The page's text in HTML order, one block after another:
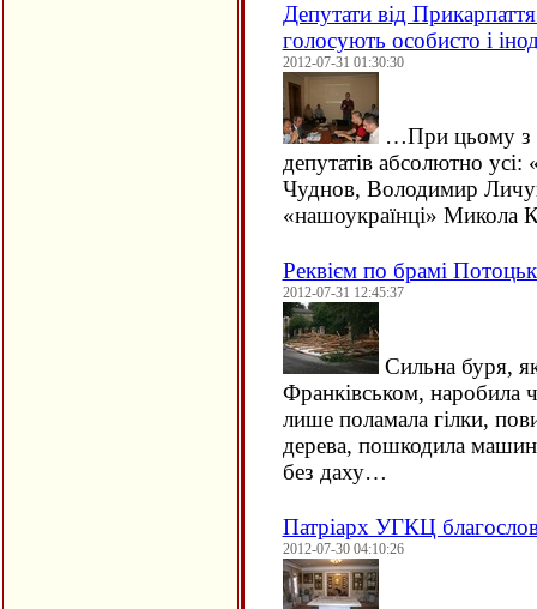
Депутати від
голосують особисто і
2012-07-31 01:30:30
…При цьому з
депутатів абсолютно
Чуднов, Володимир
«нашоукраїнці»
Реквієм по брамі
2012-07-31 12:45:37
Сильна буря,
Франківськом, наробила
лише поламала гілки,
дерева, пошкодила
без даху…
Патріарх УГКЦ
2012-07-30 04:10:26